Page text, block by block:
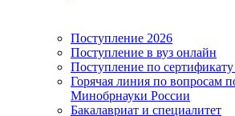
Поступление 2026
Поступление в вуз онлайн
Поступление по
Горячая линия по вопросам
Минобрнауки России
Бакалавриат и специалитет